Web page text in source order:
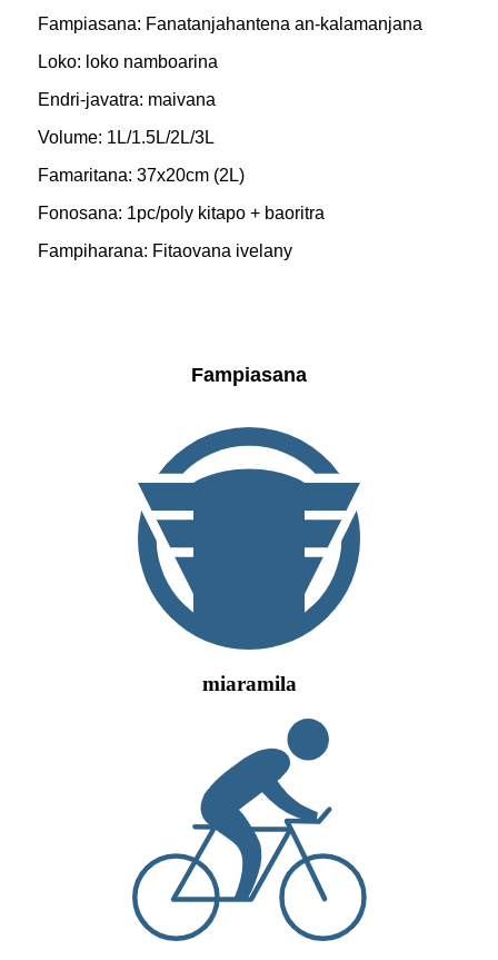
Fampiasana: Fanatanjahantena an-kalamanjana
Loko: loko namboarina
Endri-javatra: maivana
Volume: 1L/1.5L/2L/3L
Famaritana: 37x20cm (2L)
Fonosana: 1pc/poly kitapo + baoritra
Fampiharana: Fitaovana ivelany
Fampiasana
miaramila